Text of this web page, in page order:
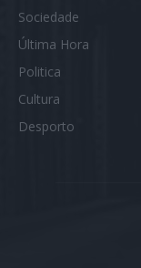
Sociedade
Última Hora
Politica
Cultura
Desporto